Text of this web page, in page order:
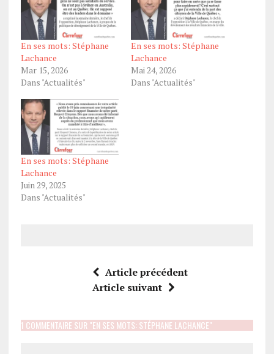
En ses mots: Stéphane
Lachance
Mar 15, 2026
Dans "Actualités"
En ses mots: Stéphane
Lachance
Mai 24, 2026
Dans "Actualités"
En ses mots: Stéphane
Lachance
Juin 29, 2025
Dans "Actualités"
Article précédent
Article suivant
1 COMMENTAIRE SUR "EN SES MOTS: STÉPHANE LACHANCE"